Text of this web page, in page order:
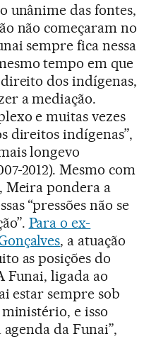
unânime das fontes,
não começaram no
sempre fica nessa
tempo em que
dos indígenas,
a mediação.
e muitas vezes
direitos indígenas”,
longevo
2012). Mesmo com
Meira pondera a
“pressões não se
Para o ex-
, a atuação
as posições do
Funai, ligada ao
estar sempre sob
e isso
da Funai”,